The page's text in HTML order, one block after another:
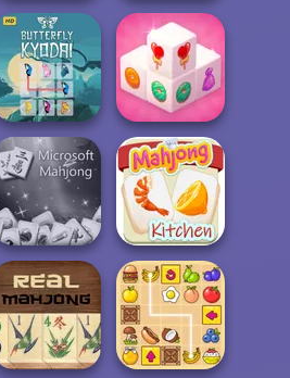
Jewels Kyodai
Mahjong
Mahjong Royal
Butterfly Kyodai
HD
Mahjong 3D
Candy
Microsoft
Mahjong
Mahjong Kitchen